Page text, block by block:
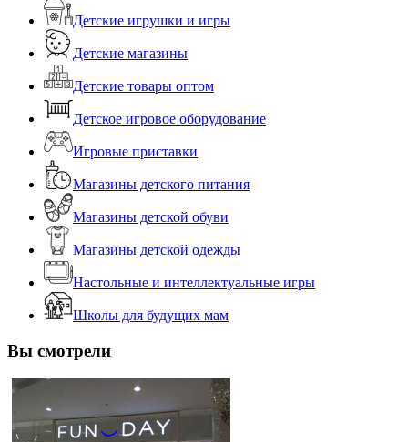
Детские игрушки и игры
Детские магазины
Детские товары оптом
Детское игровое оборудование
Игровые приставки
Магазины детского питания
Магазины детской обуви
Магазины детской одежды
Настольные и интеллектуальные игры
Школы для будущих мам
Вы смотрели